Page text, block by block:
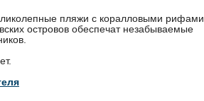
пляжи с коралловыми рифами,
островов обеспечат незабываемые